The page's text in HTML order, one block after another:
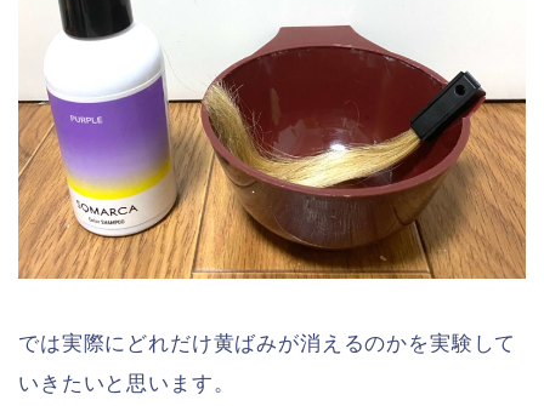
では実際にどれだけ黄ばみが消えるのかを実験して
いきたいと思います。